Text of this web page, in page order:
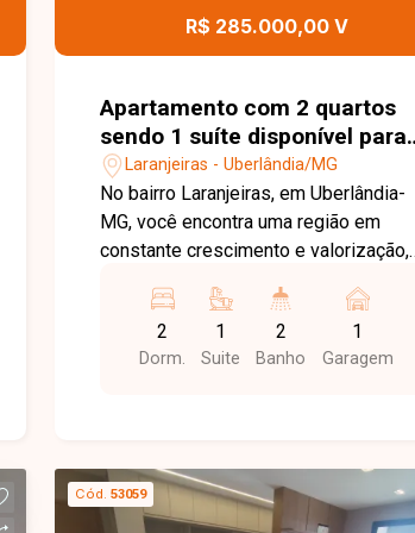
busca um apartamento bem localizado,
custo-benefício. Entre em contato e
agende sua visita!
R$ 285.000,00 V
Apartamento com 2 quartos
sendo 1 suíte disponível para
venda no bairro Laranjeiras em
Uberlândia-MG
Laranjeiras - Uberlândia/MG
No bairro Laranjeiras, em Uberlândia-
MG, você encontra uma região em
constante crescimento e valorização,
acesso às principais vias da cidade e
proximidade com supermercados,
escolas, farmácias e diversos
aproximadamente 53 m² de área
privativa. O imóvel conta com sala, 2
2
Dorm.
1
Suite
2
Banho
1
Garagem
Cód. 53059